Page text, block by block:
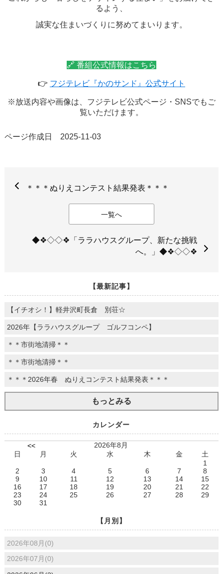
るよう、
誠実な住まいづくりに努めてまいります。
🔗 番組公式情報はこちら
👉 フジテレビ『かのサンド』公式サイト
※放送内容や画像は、フジテレビ公式ページ・ SNSでもご
覧いただけます。
ページ作成日 2025-11-03
＊＊＊ぬりえコンテスト結果発表＊＊＊
一覧へ
◆❖◇◇❖「ララハウスグループ、新たな挑戦
へ。」◆❖◇◇❖
【最新記事】
【イチオシ！】軽井沢町長倉 別荘☆
2026年【ララハウスグループ ゴルフコンペ】
＊＊市街地清掃＊＊
＊＊市街地清掃＊＊
＊＊＊2026年春 ぬりえコンテスト結果発表＊＊＊
もっとみる
カレンダー
<<
2026年8月
日
月 火 水 木 金
土
1
2
3 4 5 6 7
8
9
10 11 12 13 14
15
16
17 18 19 20 21
22
23
24 25 26 27 28
29
30
31
【月別】
2026年08月(0)
2026年07月(0)